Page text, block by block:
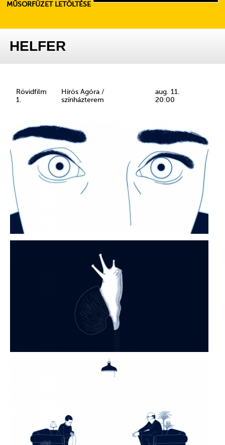
MŰSORFÜZET LETÖLTÉSE
HELFER
Rövidfilm
1.
Hírös Agóra /
színházterem
aug. 11.
20:00